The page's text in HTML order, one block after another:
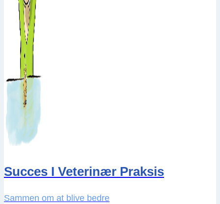
Succes I Veterinær Praksis
Sammen om at blive bedre